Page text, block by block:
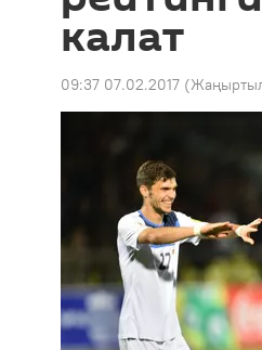
калат
09:37 07.02.2017